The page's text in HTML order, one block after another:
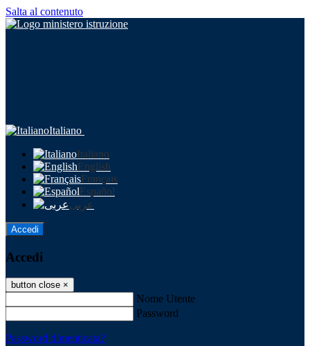
Salta al contenuto
Italiano
Italiano
English
Français
Español
عربى
Accedi
Accedi
button close ×
Nome Utente
Password
Password dimenticata?